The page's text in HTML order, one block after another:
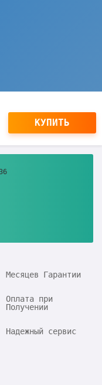
КУПИТЬ
Месяцев Гарантии
Оплата при
Получении
Надежный сервис